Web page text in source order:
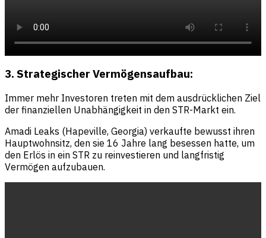
3. Strategischer Vermögensaufbau:
Immer mehr Investoren treten mit dem ausdrücklichen Ziel
der finanziellen Unabhängigkeit in den STR-Markt ein.
Amadi Leaks (Hapeville, Georgia) verkaufte bewusst ihren
Hauptwohnsitz, den sie 16 Jahre lang besessen hatte, um
den Erlös in ein STR zu reinvestieren und langfristig
Vermögen aufzubauen.